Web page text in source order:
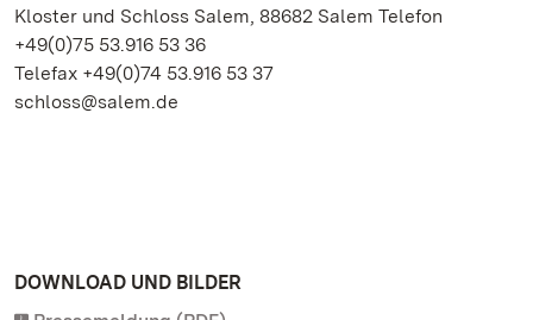
Kloster und Schloss Salem, 88682 Salem Telefon
+49(0)75 53.916 53 36
Telefax +49(0)74 53.916 53 37
schloss@salem.de
DOWNLOAD UND BILDER